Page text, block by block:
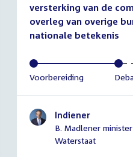
versterking van de
overleg van overige
nationale betekenis
Voltooid:
Voorbereiding
Indiener
B. Madlener
Waterstaat